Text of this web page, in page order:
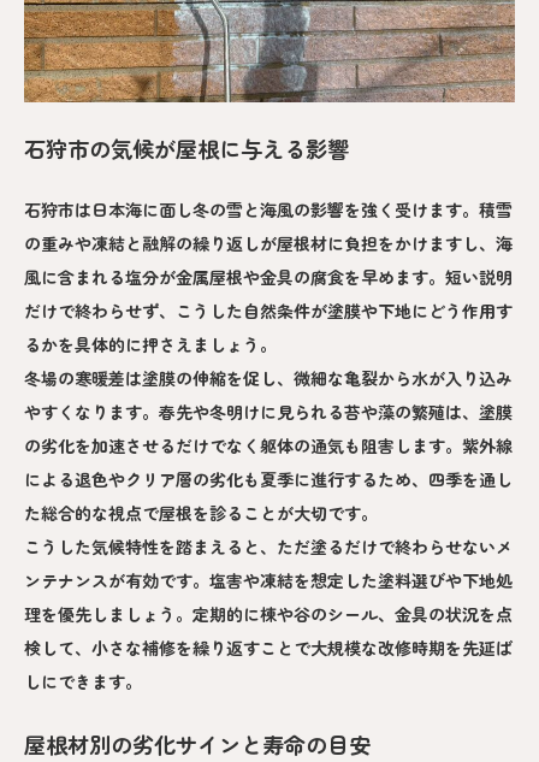
石狩市の気候が屋根に与える影響
石狩市は日本海に面し冬の雪と海風の影響を強く受けます。積雪
の重みや凍結と融解の繰り返しが屋根材に負担をかけますし、海
風に含まれる塩分が金属屋根や金具の腐食を早めます。短い説明
だけで終わらせず、こうした自然条件が塗膜や下地にどう作用す
るかを具体的に押さえましょう。
冬場の寒暖差は塗膜の伸縮を促し、微細な亀裂から水が入り込み
やすくなります。春先や冬明けに見られる苔や藻の繁殖は、塗膜
の劣化を加速させるだけでなく躯体の通気も阻害します。紫外線
による退色やクリア層の劣化も夏季に進行するため、四季を通し
た総合的な視点で屋根を診ることが大切です。
こうした気候特性を踏まえると、ただ塗るだけで終わらせないメ
ンテナンスが有効です。塩害や凍結を想定した塗料選びや下地処
理を優先しましょう。定期的に棟や谷のシール、金具の状況を点
検して、小さな補修を繰り返すことで大規模な改修時期を先延ば
しにできます。
屋根材別の劣化サインと寿命の目安